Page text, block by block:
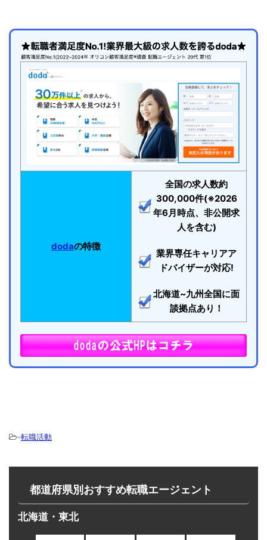
dodaの特徴
全国の求人数約
300,000件(※2026
年6月時点、非公開求
人を含む)
業界専任キャリアア
ドバイザーが対応!
北海道~九州全国に面
談拠点あり！
-転職活動
都道府県別おすすめ転職エージェント
北海道・東北